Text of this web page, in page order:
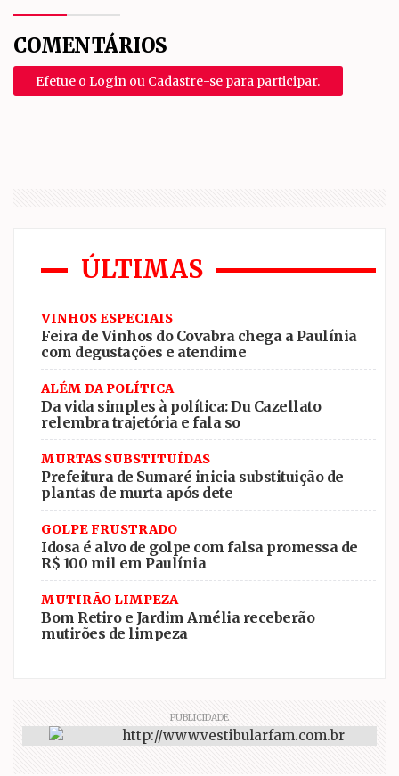
COMENTÁRIOS
Efetue o Login ou Cadastre-se para participar.
ÚLTIMAS
VINHOS ESPECIAIS
Feira de Vinhos do Covabra chega a Paulínia
com degustações e atendime
ALÉM DA POLÍTICA
Da vida simples à política: Du Cazellato
relembra trajetória e fala so
MURTAS SUBSTITUÍDAS
Prefeitura de Sumaré inicia substituição de
plantas de murta após dete
GOLPE FRUSTRADO
Idosa é alvo de golpe com falsa promessa de
R$ 100 mil em Paulínia
MUTIRÃO LIMPEZA
Bom Retiro e Jardim Amélia receberão
mutirões de limpeza
PUBLICIDADE